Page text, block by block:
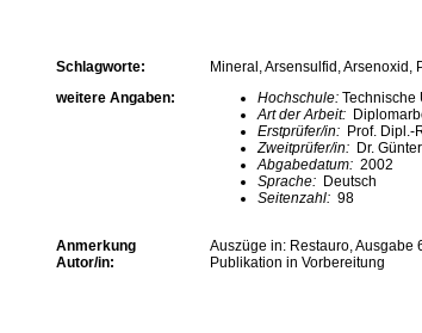
Schlagworte:
Mineral, Arsensulfid, Arsenoxid,
weitere Angaben:
Hochschule: Technische
Art der Arbeit:
Erstprüfer/in: Prof. Dipl.-
Zweitprüfer/in: Dr.
Abgabedatum: 2002
Sprache: Deutsch
Seitenzahl: 98
Anmerkung
Autor/in:
Auszüge in: Restauro, Ausgabe
Publikation in Vorbereitung